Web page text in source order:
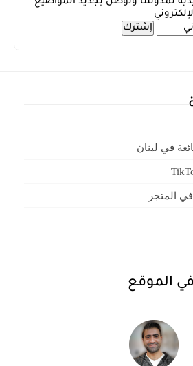
في لبنان
الموقع